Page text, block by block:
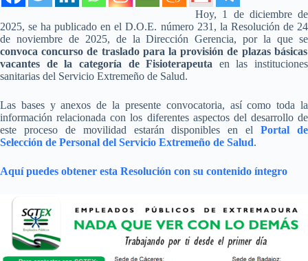
Hoy, 1 de diciembre de
2025, se ha publicado en el D.O.E. número 231, la Resolución de 24
de noviembre de 2025, de la Dirección Gerencia, por la que se
convoca concurso de traslado para la provisión de plazas básicas
vacantes de la categoría de Fisioterapeuta en las instituciones
sanitarias del Servicio Extremeño de Salud.
Las bases y anexos de la presente convocatoria, así como toda la
información relacionada con los diferentes aspectos del desarrollo de
este proceso de movilidad estarán disponibles en elPortal de
Selección de Personal del Servicio Extremeño de Salud.
Aquí puedes obtener esta Resolución con su contenido íntegro